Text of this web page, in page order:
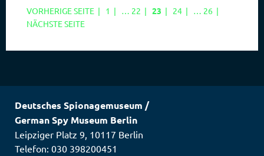
VORHERIGE SEITE | SEITE
1 | … SEITE
22 | SEITE
23 | SEITE
24 | … SEITE
26 |
NÄCHSTE SEITE
Deutsches Spionagemuseum /
German Spy Museum Berlin
Leipziger Platz 9, 10117 Berlin
Telefon: 030 398200451